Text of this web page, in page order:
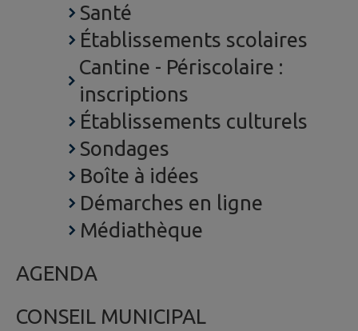
Santé
Établissements scolaires
Cantine - Périscolaire :
inscriptions
Établissements culturels
Sondages
Boîte à idées
Démarches en ligne
Médiathèque
AGENDA
CONSEIL MUNICIPAL